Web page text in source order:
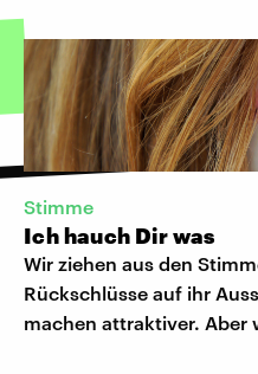
Stimme
Ich hauch Dir was
Wir ziehen aus den
Rückschlüsse auf ihr
machen attraktiver. Aber